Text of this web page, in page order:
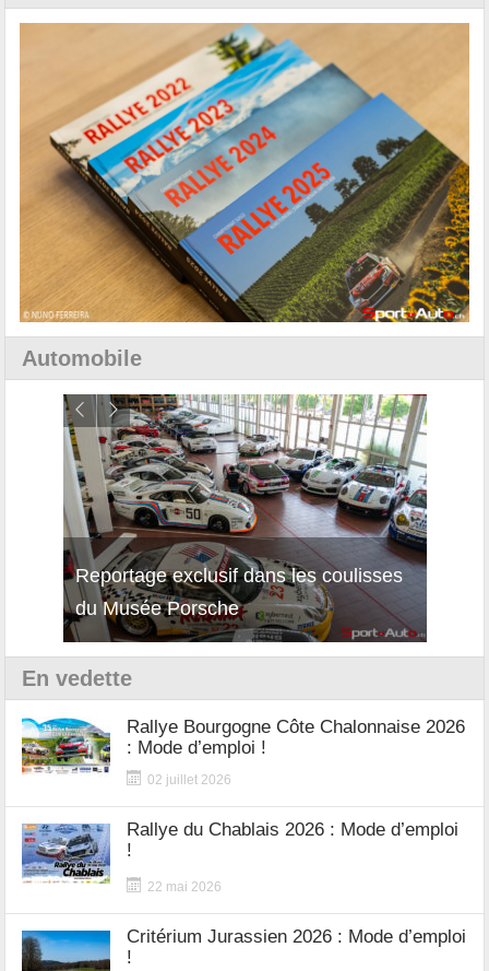
Automobile
Reportage exclusif dans les coulisses
du Musée Porsche
En vedette
Rallye Bourgogne Côte Chalonnaise 2026
: Mode d’emploi !
02 juillet 2026
Rallye du Chablais 2026 : Mode d’emploi
!
22 mai 2026
Critérium Jurassien 2026 : Mode d’emploi
!